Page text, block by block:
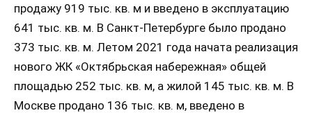
продажу 919 тыс. кв. м и введено в эксплуатацию
641 тыс. кв. м. В Санкт-Петербурге было продано
373 тыс. кв. м. Летом 2021 года начата реализация
нового ЖК «Октябрьская набережная» общей
площадью 252 тыс. кв. м, а жилой 145 тыс. кв. м. В
Москве продано 136 тыс. кв. м, введено в